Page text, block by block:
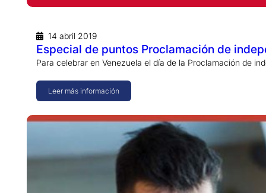
14 abril 2019
Especial de puntos Proclamación de
Para celebrar en Venezuela el día de la Proclamación de
Leer más información